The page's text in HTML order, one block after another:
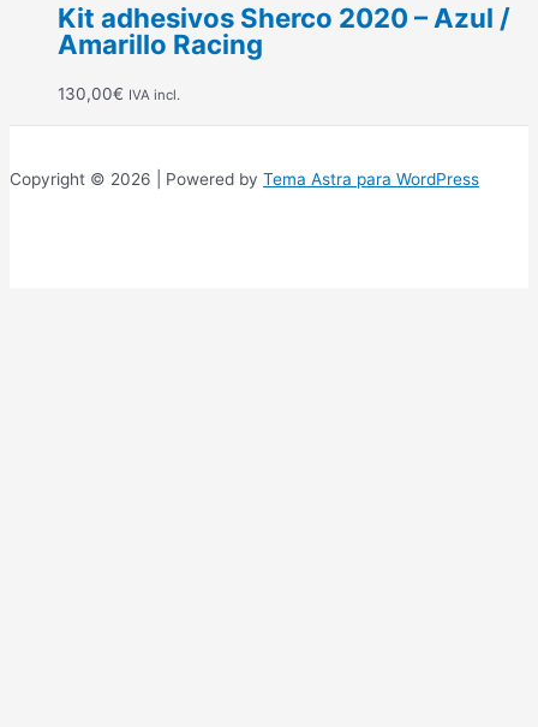
Kit adhesivos Sherco 2020 – Azul /
Amarillo Racing
130,00€ IVA incl.
Copyright © 2026 | Powered by Tema Astra para WordPress